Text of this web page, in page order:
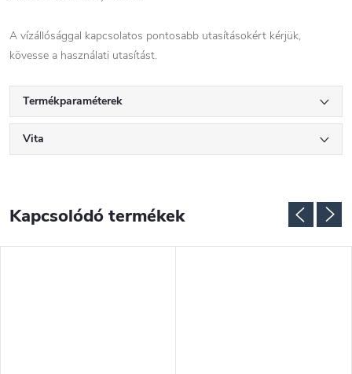
A vízállósággal kapcsolatos pontosabb utasításokért kérjük,
kövesse a használati utasítást.
Termékparaméterek
Vita
Kapcsolódó termékek